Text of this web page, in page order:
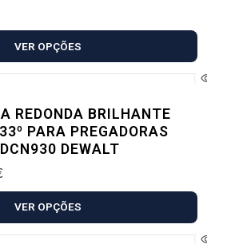
VER OPÇÕES
REDONDA BRILHANTE
PARA PREGADORAS
DEWALT
VER OPÇÕES